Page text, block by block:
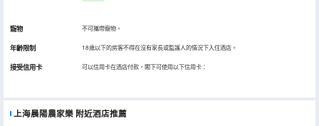
寵物 不可攜帶寵物。
年齡限制 18歲以下的房客不得在沒有家長或監護人的情況下入住酒店。
接受信用卡 可以信用卡在酒店付款，閣下可使用以下信用卡：
上海晨陽農家樂 附近酒店推薦